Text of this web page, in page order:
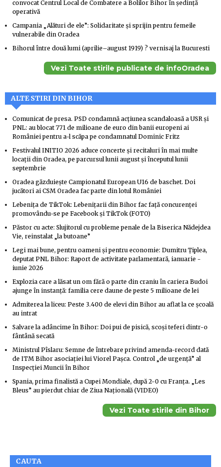
convocat Centrul Local de Combatere a Bolilor Bihor în ședință
operativă
Campania „Alături de ele”: Solidaritate și sprijin pentru femeile
vulnerabile din Oradea
Bihorul între două lumi (aprilie–august 1919) ? vernisaj la Bucuresti
Vezi Toate stirile publicate de infoOradea
ALTE STIRI DIN BIHOR
Comunicat de presa. PSD condamnă acțiunea scandaloasă a USR și
PNL: au blocat 771 de milioane de euro din banii europeni ai
României pentru a-l scăpa pe condamnatul Dominic Fritz
Festivalul INITIO 2026 aduce concerte și recitaluri în mai multe
locații din Oradea, pe parcursul lunii august și începutul lunii
septembrie
Oradea găzduiește Campionatul European U16 de baschet. Doi
jucători ai CSM Oradea fac parte din lotul României
Lebenița de TikTok: Lebenițarii din Bihor fac față concurenței
promovându-se pe Facebook și TikTok (FOTO)
Păstor cu acte: Slujitorul cu probleme penale de la Biserica Nădejdea
Vie, reinstalat „la butoane”
Legi mai bune, pentru oameni și pentru economie: Dumitru Țiplea,
deputat PNL Bihor: Raport de activitate parlamentară, ianuarie -
iunie 2026
Explozia care a lăsat un om fără o parte din craniu în cariera Budoi
ajunge în instanță: familia cere daune de peste 5 milioane de lei
Admiterea la liceu: Peste 3.400 de elevi din Bihor au aflat la ce școală
au intrat
Salvare la adâncime în Bihor: Doi pui de pisică, scoși teferi dintr-o
fântână secată
Ministrul Pîslaru: Semne de întrebare privind amenda-record dată
de ITM Bihor asociației lui Viorel Pașca. Control „de urgență” al
Inspecției Muncii în Bihor
Spania, prima finalistă a Cupei Mondiale, după 2-0 cu Franța. „Les
Bleus” au pierdut chiar de Ziua Națională (VIDEO)
Vezi Toate stirile din Bihor
CAUTA